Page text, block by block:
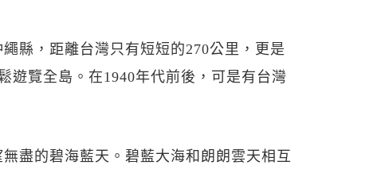
縣，距離台灣只有短短的270公里，更是
遊覽全島。在1940年代前後，可是有台灣
盡的碧海藍天。碧藍大海和朗朗雲天相互